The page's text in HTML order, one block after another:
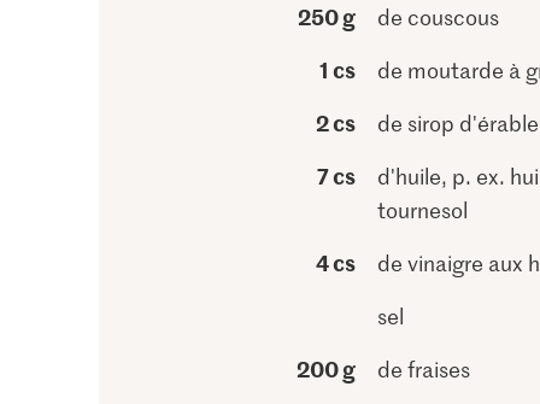
250 g de couscous
1 cs de moutarde à
2 cs de sirop d'érable
7 cs
d'huile, p. ex.
tournesol
4 cs
de vinaigre aux
sel
200 g de fraises